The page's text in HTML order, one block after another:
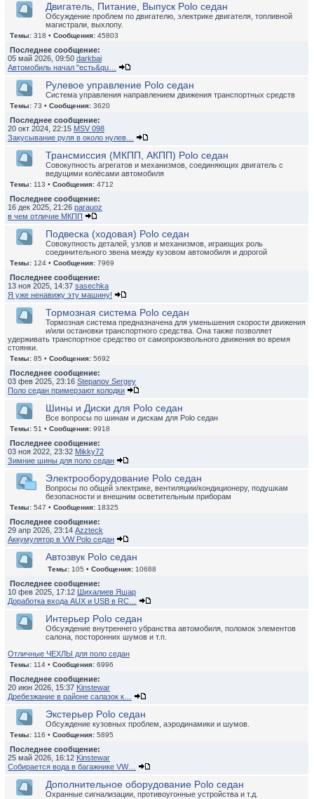
Двигатель, Питание, Выпуск Polo седан
Обсуждение проблем по двигателю, электрике двигателя, топливной
магистрали, выхлопу.
Темы: 318 • Сообщения: 45803
Последнее сообщение:
05 май 2026, 09:50 darkbai
Автомобиль начал "есть&qu…
Рулевое управление Polo седан
Система управления направлением движения транспортных средств
Темы: 73 • Сообщения: 3620
Последнее сообщение:
20 окт 2024, 22:15 MSV 098
Закусывание руля в около нулев…
Трансмиссия (МКПП, АКПП) Polo седан
Совокупность агрегатов и механизмов, соединяющих двигатель с
ведущими колёсами автомобиля
Темы: 113 • Сообщения: 4712
Последнее сообщение:
16 дек 2025, 21:26 parauoz
в чем отличие МКПП
Подвеска (ходовая) Polo седан
Совокупность деталей, узлов и механизмов, играющих роль
соединительного звена между кузовом автомобиля и дорогой
Темы: 124 • Сообщения: 7969
Последнее сообщение:
13 ноя 2025, 14:37 sasechka
Я уже ненавижу эту машину!
Тормозная система Polo седан
Тормозная система предназначена для уменьшения скорости движения
и/или остановки транспортного средства. Она также позволяет
удерживать транспортное средство от самопроизвольного движения во время
стоянки.
Темы: 85 • Сообщения: 5692
Последнее сообщение:
03 фев 2025, 23:16 Stepanov Sergey
Поло седан примерзают колодки
Шины и Диски для Polo седан
Все вопросы по шинам и дискам для Polo седан
Темы: 51 • Сообщения: 9918
Последнее сообщение:
03 ноя 2022, 23:32 Mikky72
Зимние шины для поло седан
Электрооборудование Polo седан
Вопросы по общей электрике, вентиляции/кондиционеру, подушкам
безопасности и внешним осветительным приборам
Темы: 547 • Сообщения: 18325
Последнее сообщение:
29 апр 2026, 23:14 Azzteck
Аккумулятор в VW Polo седан
Автозвук Polo седан
Темы: 105 • Сообщения: 10688
Последнее сообщение:
10 фев 2025, 17:12 Шихалиев Яшар
Доработка входа AUX и USB в RC…
Интерьер Polo седан
Обсуждение внутреннего убранства автомобиля, поломок элементов
салона, посторонних шумов и т.п.
Отличные ЧЕХЛЫ для поло седан
Темы: 114 • Сообщения: 6996
Последнее сообщение:
20 июн 2026, 15:37 Kinstewar
Дребезжание в районе салазок к…
Экстерьер Polo седан
Обсуждение кузовных проблем, аэродинамики и шумов.
Темы: 116 • Сообщения: 5895
Последнее сообщение:
25 май 2026, 16:12 Kinstewar
Собирается вода в багажнике VW…
Дополнительное оборудование Polo седан
Охранные сигнализации, противоугонные устройства и т.д.